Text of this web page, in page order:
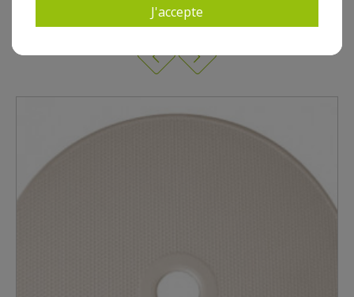
10 AUTRES PRODUITS DANS POUR SKIMMER COFIES
J'accepte